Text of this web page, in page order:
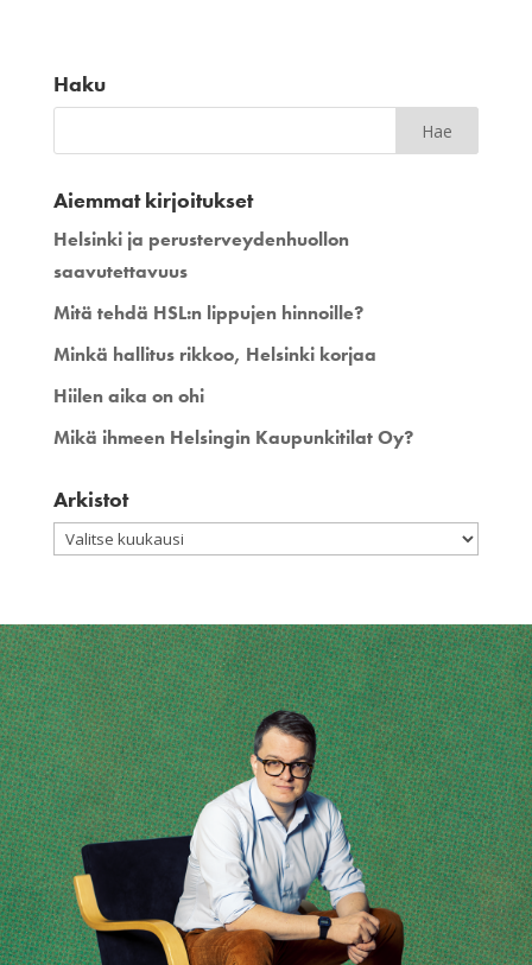
Haku
Aiemmat kirjoitukset
Helsinki ja perusterveydenhuollon
saavutettavuus
Mitä tehdä HSL:n lippujen hinnoille?
Minkä hallitus rikkoo, Helsinki korjaa
Hiilen aika on ohi
Mikä ihmeen Helsingin Kaupunkitilat Oy?
Arkistot
Arkistot